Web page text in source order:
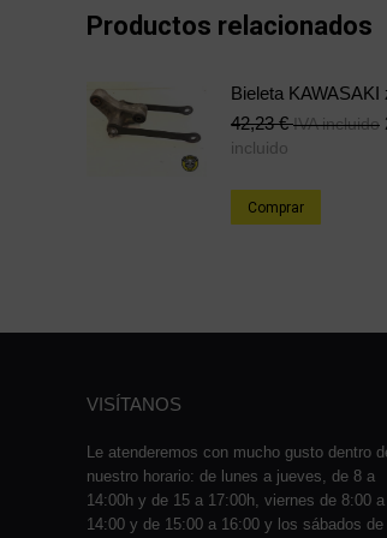
Productos relacionados
Bieleta KAWASAKI
42,23€ IVA incluido
incluido
Comprar
VISÍTANOS
Le atenderemos con mucho gusto dentro
nuestro horario: de lunes a jueves, de 8 a
14:00h y de 15 a 17:00h, viernes de 8:00 a
14:00 y de 15:00 a 16:00 y los sábados de